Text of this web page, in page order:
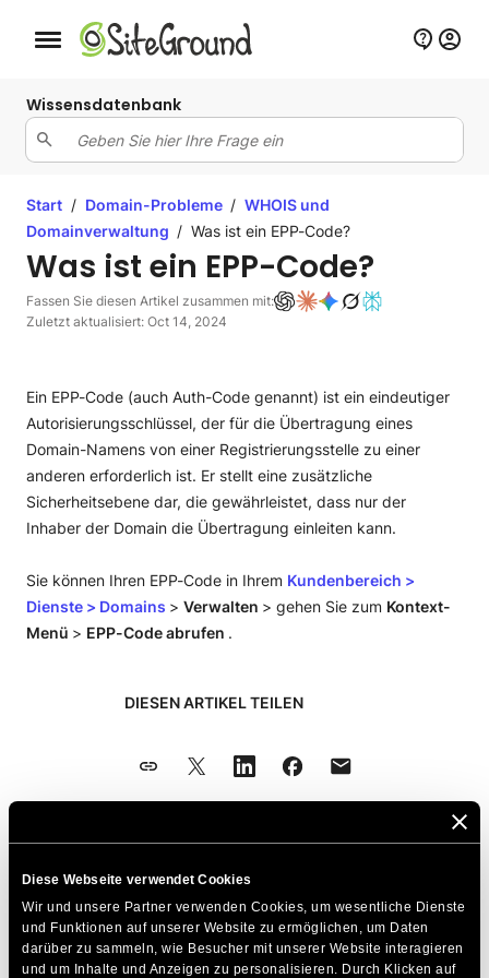
Diese Webseite verwendet Cookies
Wir und unsere Partner verwenden Cookies, um wesentliche Dienste
und Funktionen auf unserer Website zu ermöglichen, um Daten
darüber zu sammeln, wie Besucher mit unserer Website interagieren
und um Inhalte und Anzeigen zu personalisieren. Durch Klicken auf
Schaltfläche Mobile Navigation
Wissensdatenbank
Start / Domain-Probleme / WHOIS und
Domainverwaltung / Was ist ein EPP-Code?
Was ist ein EPP-Code?
Fassen Sie diesen Artikel zusammen mit:
Zuletzt aktualisiert: Oct 14, 2024
Ein EPP-Code (auch Auth-Code genannt) ist ein eindeutiger
Autorisierungsschlüssel, der für die Übertragung eines
Domain-Namens von einer Registrierungsstelle zu einer
anderen erforderlich ist. Er stellt eine zusätzliche
Sicherheitsebene dar, die gewährleistet, dass nur der
Inhaber der Domain die Übertragung einleiten kann.
Sie können Ihren EPP-Code in Ihrem Kundenbereich >
Dienste > Domains > Verwalten > gehen Sie zum Kontext-
Menü > EPP-Code abrufen .
DIESEN ARTIKEL TEILEN
Zum Thema Passende Artikel
Was ist eine Top-Level-Domain? Eine
Einführung in TLDs